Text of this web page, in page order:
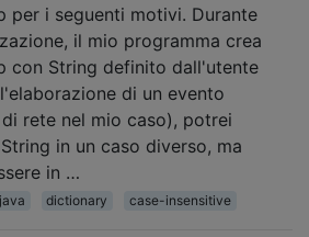
per i seguenti motivi. Durante
il mio programma crea
con String definito dall'utente
di un evento
rete nel mio caso), potrei
in un caso diverso, ma
in …
java dictionary case-insensitive